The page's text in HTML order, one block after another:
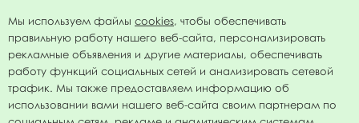
Воздушный шар 5"/13см
Мы используем файлы cookies, чтобы обеспечивать
правильную работу нашего веб-сайта, персонализировать
рекламные объявления и другие материалы, обеспечивать
работу функций социальных сетей и анализировать сетевой
трафик. Мы также предоставляем информацию об
использовании вами нашего веб-сайта своим партнерам по